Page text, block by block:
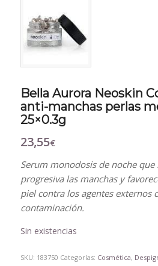
Bella Aurora Neoskin
anti-manchas perlas
25×0.3g
23,55€
Serum monodosis de noche
progresiva las manchas y
piel contra los agentes externos
contaminación.
Sin existencias
SKU: 183750 Categorías: Cosmética,